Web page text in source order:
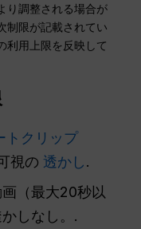
り調整される場合が
制限が記載されてい
利用上限を反映して
トクリップ
視の 透かし.
（最大20秒以
しなし。.